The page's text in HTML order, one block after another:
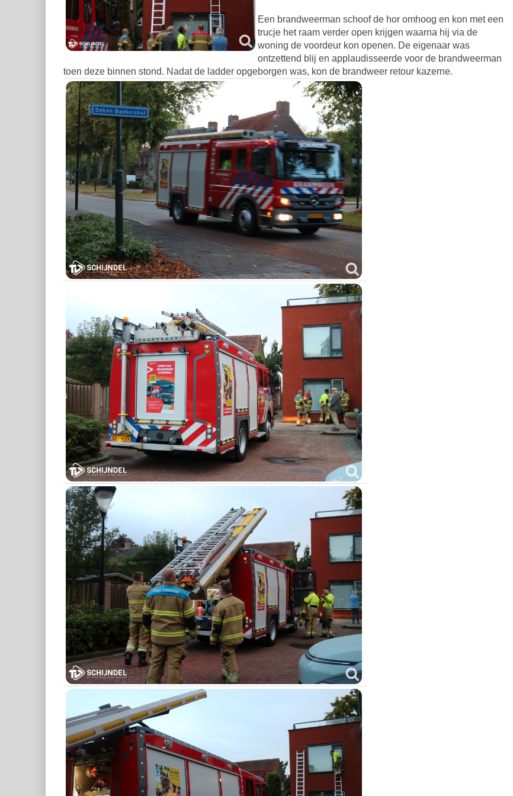
Een brandweerman schoof de hor omhoog en kon met een
trucje het raam verder open krijgen waarna hij via de
woning de voordeur kon openen. De eigenaar was
ontzettend blij en applaudisseerde voor de brandweerman
toen deze binnen stond. Nadat de ladder opgeborgen was, kon de brandweer retour kazerne.